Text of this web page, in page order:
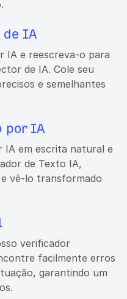
de IA
IA e reescreva-o para
de IA. Cole seu
e semelhantes
por IA
em escrita natural e
de Texto IA,
vê-lo transformado
verificador
facilmente erros
garantindo um